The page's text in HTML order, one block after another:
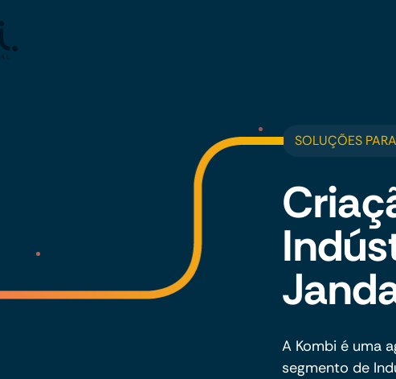
SOLUÇÕES
A Kombi é uma
segmento de